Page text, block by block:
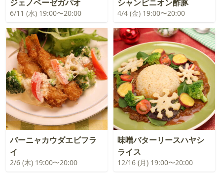
ジェノベーゼガパオ
6/11 (水) 19:00〜20:00
シャンピニオン酢豚
4/4 (金) 19:00〜20:00
バーニャカウダエビフラ
イ
2/6 (木) 19:00〜20:00
味噌バターリースハヤシ
ライス
12/16 (月) 19:00〜20:00